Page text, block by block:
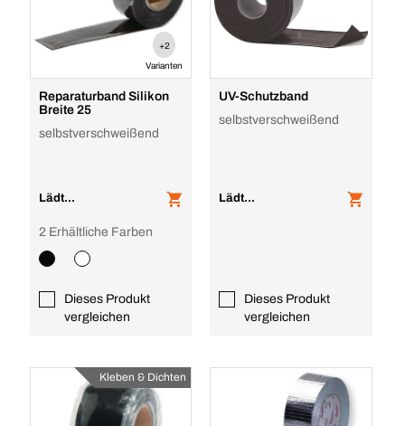
+2
Varianten
Reparaturband Silikon
Breite 25
selbstverschweißend
Lädt...
Dieses Produkt
vergleichen
2 Erhältliche Farben
UV-Schutzband
selbstverschweißend
Lädt...
Dieses Produkt
vergleichen
Kleben & Dichten